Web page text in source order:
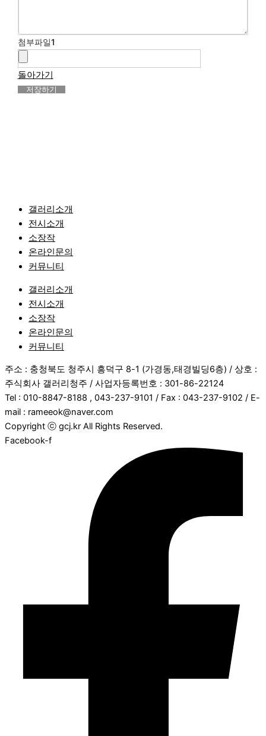
첨부파일1
돌아가기
저장하기
갤러리소개
전시소개
소장작
온라인문의
커뮤니티
갤러리소개
전시소개
소장작
온라인문의
커뮤니티
주소 : 충청북도 청주시 흥덕구 8-1 (가경동,태경빌딩6층) / 상호 :
주식회사 갤러리청주 / 사업자등록번호 : 301-86-22124
Tel : 010-8847-8188 , 043-237-9101 / Fax : 043-237-9102 / E-
mail : rameeok@naver.com
Copyright ⓒ gcj.kr All Rights Reserved.
Facebook-f